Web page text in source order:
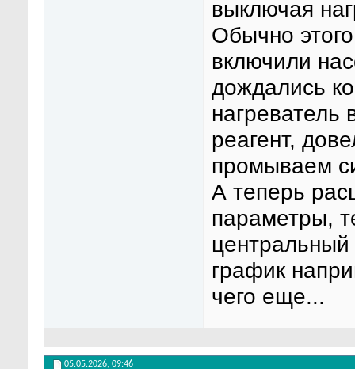
выключая
Обычно
включили
дождались
нагреватель
реагент,
промываем
А теперь
параметры,
график
чего еще...
05.05.2026, 09:46